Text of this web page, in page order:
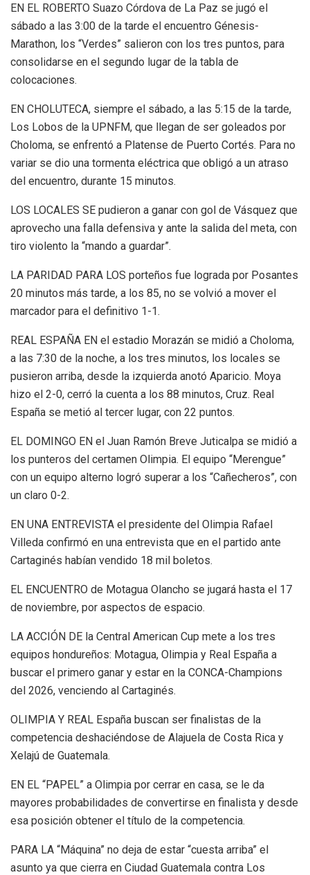
EN EL ROBERTO Suazo Córdova de La Paz se jugó el
sábado a las 3:00 de la tarde el encuentro Génesis-
Marathon, los “Verdes” salieron con los tres puntos, para
consolidarse en el segundo lugar de la tabla de
colocaciones.
EN CHOLUTECA, siempre el sábado, a las 5:15 de la tarde,
Los Lobos de la UPNFM, que llegan de ser goleados por
Choloma, se enfrentó a Platense de Puerto Cortés. Para no
variar se dio una tormenta eléctrica que obligó a un atraso
del encuentro, durante 15 minutos.
LOS LOCALES SE pudieron a ganar con gol de Vásquez que
aprovecho una falla defensiva y ante la salida del meta, con
tiro violento la “mando a guardar”.
LA PARIDAD PARA LOS porteños fue lograda por Posantes
20 minutos más tarde, a los 85, no se volvió a mover el
marcador para el definitivo 1-1.
REAL ESPAÑA EN el estadio Morazán se midió a Choloma,
a las 7:30 de la noche, a los tres minutos, los locales se
pusieron arriba, desde la izquierda anotó Aparicio. Moya
hizo el 2-0, cerró la cuenta a los 88 minutos, Cruz. Real
España se metió al tercer lugar, con 22 puntos.
EL DOMINGO EN el Juan Ramón Breve Juticalpa se midió a
los punteros del certamen Olimpia. El equipo “Merengue”
con un equipo alterno logró superar a los “Cañecheros”, con
un claro 0-2.
EN UNA ENTREVISTA el presidente del Olimpia Rafael
Villeda confirmó en una entrevista que en el partido ante
Cartaginés habían vendido 18 mil boletos.
EL ENCUENTRO de Motagua Olancho se jugará hasta el 17
de noviembre, por aspectos de espacio.
LA ACCIÓN DE la Central American Cup mete a los tres
equipos hondureños: Motagua, Olimpia y Real España a
buscar el primero ganar y estar en la CONCA-Champions
del 2026, venciendo al Cartaginés.
OLIMPIA Y REAL España buscan ser finalistas de la
competencia deshaciéndose de Alajuela de Costa Rica y
Xelajú de Guatemala.
EN EL “PAPEL” a Olimpia por cerrar en casa, se le da
mayores probabilidades de convertirse en finalista y desde
esa posición obtener el título de la competencia.
PARA LA “Máquina” no deja de estar “cuesta arriba” el
asunto ya que cierra en Ciudad Guatemala contra Los